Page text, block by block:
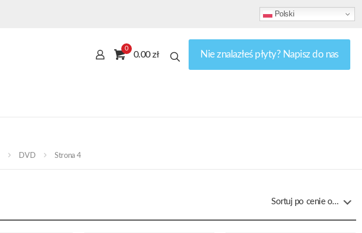
Polski
0
0.00 zł Nie znalazłeś płyty? Napisz do nas
DVD Strona 4